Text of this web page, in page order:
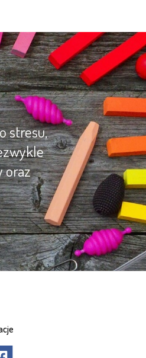
stresu,
oraz